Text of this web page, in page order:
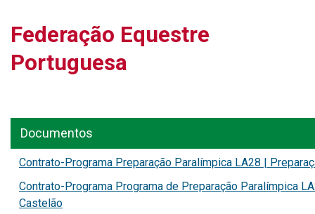
Federação Equestre
Portuguesa
Documentos
Contrato-Programa Preparação Paralímpica LA28 |
Contrato-Programa Programa de Preparação Paralímpica
Castelão